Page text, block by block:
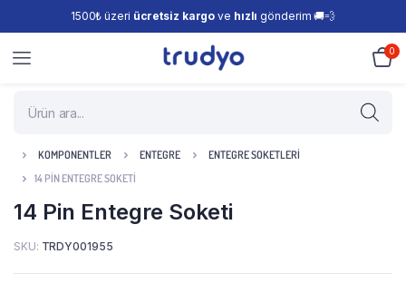
1500₺ üzeri ücretsiz kargo ve hızlı gönderim 🚚💨
0
KOMPONENTLER ENTEGRE
ENTEGRE SOKETLERI
14 PIN ENTEGRE SOKETI
14 Pin Entegre Soketi
SKU: TRDY001955